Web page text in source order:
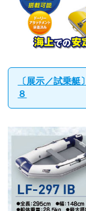
〔展示／試乗
８